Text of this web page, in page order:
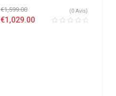
€1,599.00
€1,029.00
(0 Avis)